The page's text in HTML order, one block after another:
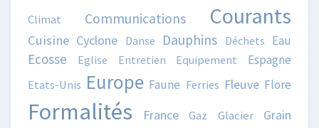
Climat Communications Courants
Cuisine Cyclone Danse Dauphins Déchets Eau
Ecosse Eglise Entretien Equipement Espagne
Etats-Unis Europe Faune Ferries Fleuve Flore
Formalités France Gaz Glacier Grain